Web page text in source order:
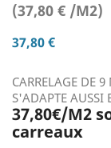
(37,80 € /M2)
37,80 €
CARRELAGE DE
S'ADAPTE AUSSI
37,80€/M2
carreaux